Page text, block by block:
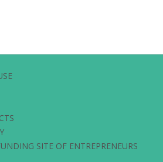
SITE OF ENTREPRENEURS